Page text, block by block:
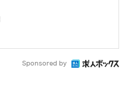
Sponsored by